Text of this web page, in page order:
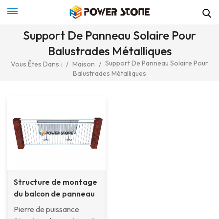
Support De Panneau Solaire Pour
Balustrades Métalliques
Vous Êtes Dans : / Maison / Support De Panneau Solaire Pour
Balustrades Métalliques
Structure de montage
du balcon de panneau
solaire
Pierre de puissance